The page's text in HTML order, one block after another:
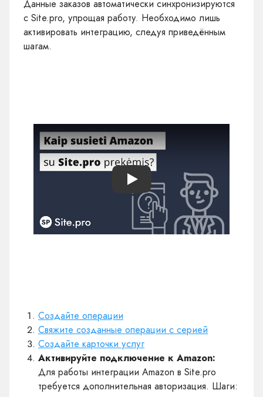
Данные заказов автоматически синхронизируются
с Site.pro, упрощая работу. Необходимо лишь
активировать интеграцию, следуя приведённым
шагам.
Play
Создайте операции
Свяжите созданные операции с серией
Создайте карточки услуг
Активируйте подключение к Amazon:
Для работы интеграции Amazon в Site.pro
требуется дополнительная авторизация. Шаги: